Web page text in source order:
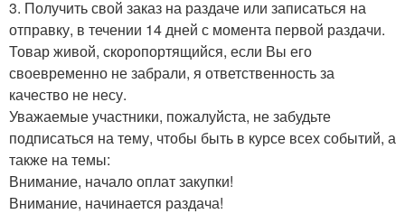
3. Получить свой заказ на раздаче или записаться на
отправку, в течении 14 дней с момента первой раздачи.
Товар живой, скоропортящийся, если Вы его
своевременно не забрали, я ответственность за
качество не несу.
Уважаемые участники, пожалуйста, не забудьте
подписаться на тему, чтобы быть в курсе всех событий, а
также на темы:
Внимание, начало оплат закупки!
Внимание, начинается раздача!